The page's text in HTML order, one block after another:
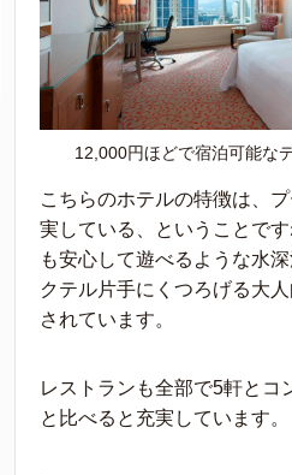
12,000円ほどで宿泊可能な
こちらのホテルの特徴は、
実している、ということで
も安心して遊べるような水
クテル片手にくつろげる大
されています。
レストランも全部で5軒とコ
と比べると充実しています。